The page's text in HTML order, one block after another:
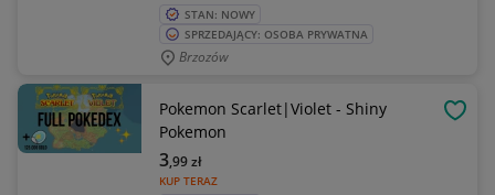
STAN: NOWY
SPRZEDAJĄCY: OSOBA PRYWATNA
Brzozów
Pokemon Scarlet|Violet - Shiny
Pokemon
KUP TERAZ
3,99zł